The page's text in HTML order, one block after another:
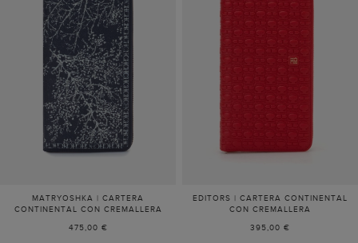
MATRYOSHKA | CARTERA
CONTINENTAL CON CREMALLERA
475,00 €
EDITORS | CARTERA CONTINENTAL
CON CREMALLERA
395,00 €